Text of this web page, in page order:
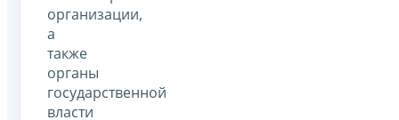
организации,
а
также
органы
государственной
власти